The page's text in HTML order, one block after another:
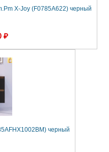
X-Joy (F0785A622) черный
₽
черный